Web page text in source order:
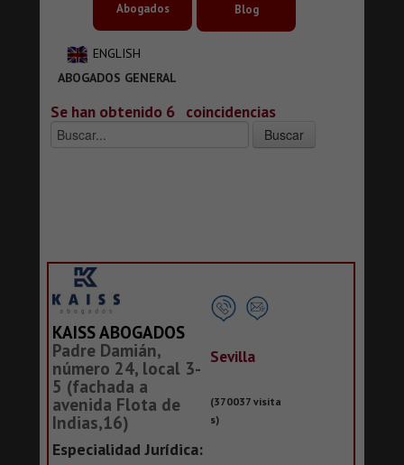
ENGLISH
Abogados Blog
Se han obtenido 6 coincidencias
ABOGADOS GENERAL
KAISS ABOGADOS
Padre Damián,
número 24, local 3-
5 (fachada a
avenida Flota de
Indias,16)
Especialidad Jurídica:
Sevilla
(370037 visita
s)